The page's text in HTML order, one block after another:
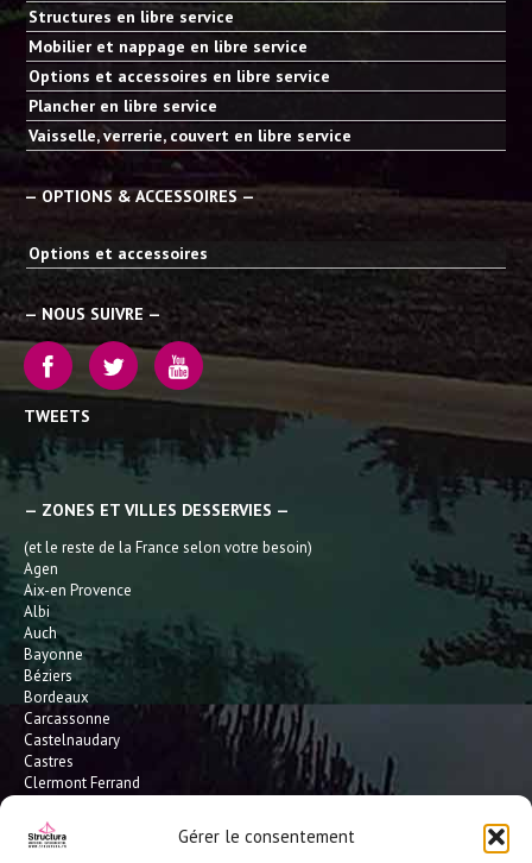
Gérer le consentement
Structures en libre service
Mobilier et nappage en libre service
Options et accessoires en libre service
Plancher en libre service
Vaisselle, verrerie, couvert en libre service
— OPTIONS & ACCESSOIRES —
Options et accessoires
— NOUS SUIVRE —
TWEETS
— ZONES ET VILLES DESSERVIES —
(et le reste de la France selon votre besoin)
Agen
Aix-en Provence
Albi
Auch
Bayonne
Béziers
Bordeaux
Carcassonne
Castelnaudary
Castres
Clermont Ferrand
Gaillac
Hossegor